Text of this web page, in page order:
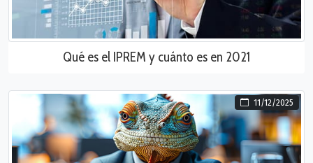
Qué es el IPREM y cuánto es en 2021
11/12/2025